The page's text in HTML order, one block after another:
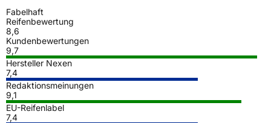
Fabelhaft
Reifenbewertung
8,6
Kundenbewertungen
9,7
Hersteller Nexen
7,4
Redaktionsmeinungen
9,1
EU-Reifenlabel
7,4